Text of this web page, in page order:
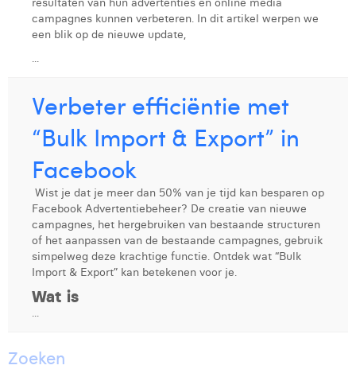
campagnes kunnen verbeteren. In dit artikel werpen we
een blik op de nieuwe update,
...
Verbeter efficiëntie met
“Bulk Import & Export” in
Facebook
Wist je dat je meer dan 50% van je tijd kan besparen op
Facebook Advertentiebeheer? De creatie van nieuwe
campagnes, het hergebruiken van bestaande structuren
of het aanpassen van de bestaande campagnes, gebruik
simpelweg deze krachtige functie. Ontdek wat “Bulk
Import & Export” kan betekenen voor je.
Wat is
...
Zoeken